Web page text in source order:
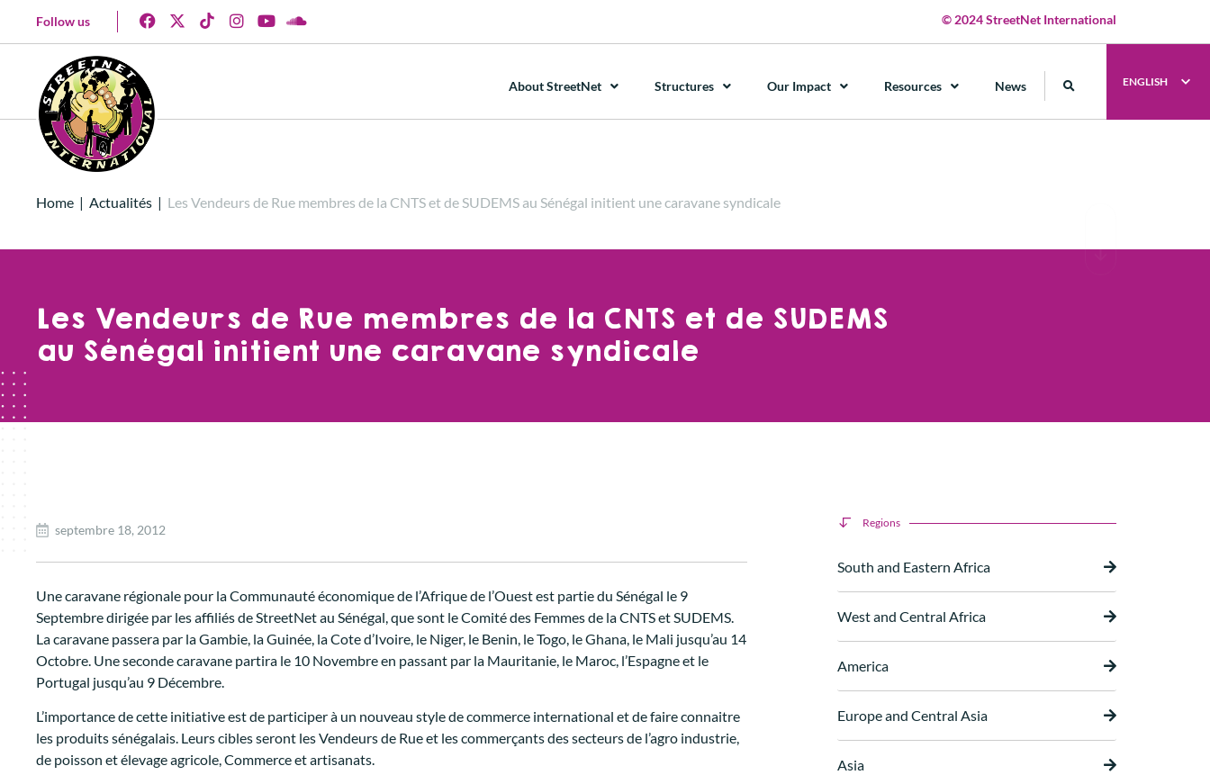
Follow us © 2024 StreetNet International
About StreetNet Structures Our Impact Resources News ENGLISH
Home | Actualités | Les Vendeurs de Rue membres de la CNTS et de SUDEMS au Sénégal initient une caravane syndicale
Les Vendeurs de Rue membres de la CNTS et de SUDEMS
au Sénégal initient une caravane syndicale
septembre 18, 2012
Une caravane régionale pour la Communauté économique de l’Afrique de l’Ouest est partie du Sénégal le 9
Septembre dirigée par les affiliés de StreetNet au Sénégal, que sont le Comité des Femmes de la CNTS et SUDEMS.
La caravane passera par la Gambie, la Guinée, la Cote d’Ivoire, le Niger, le Benin, le Togo, le Ghana, le Mali jusqu’au 14
Octobre. Une seconde caravane partira le 10 Novembre en passant par la Mauritanie, le Maroc, l’Espagne et le
Portugal jusqu’au 9 Décembre.
L’importance de cette initiative est de participer à un nouveau style de commerce international et de faire connaitre
les produits sénégalais. Leurs cibles seront les Vendeurs de Rue et les commerçants des secteurs de l’agro industrie,
de poisson et élevage agricole, Commerce et artisanats.
Regions
South and Eastern Africa
West and Central Africa
America
Europe and Central Asia
Asia